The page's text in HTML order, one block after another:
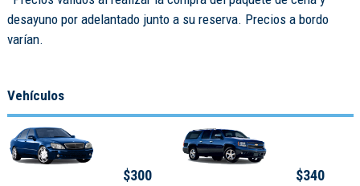
desayuno por adelantado junto a su reserva. Precios a bordo
varían.
Vehículos
$300 $340